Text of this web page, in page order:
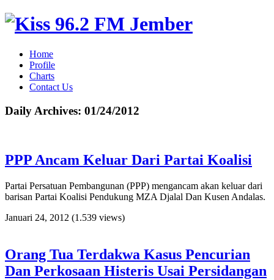
Home
Profile
Charts
Contact Us
Daily Archives: 01/24/2012
PPP Ancam Keluar Dari Partai Koalisi
Partai Persatuan Pembangunan (PPP) mengancam akan keluar dari
barisan Partai Koalisi Pendukung MZA Djalal Dan Kusen Andalas.
Januari 24, 2012 (1.539 views)
Orang Tua Terdakwa Kasus Pencurian
Dan Perkosaan Histeris Usai Persidangan